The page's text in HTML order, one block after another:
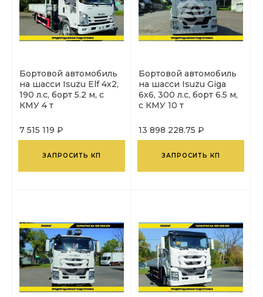
Бортовой автомобиль
на шасси Isuzu Elf 4х2,
190 л.с, борт 5.2 м, с
КМУ 4 т
7 515 119 ₽
ЗАПРОСИТЬ КП
Бортовой автомобиль
на шасси Isuzu Giga
6х6, 300 л.с, борт 6.5 м,
с КМУ 10 т
13 898 228.75 ₽
ЗАПРОСИТЬ КП